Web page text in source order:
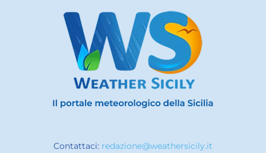
Contattaci: redazione@weathersicily.it